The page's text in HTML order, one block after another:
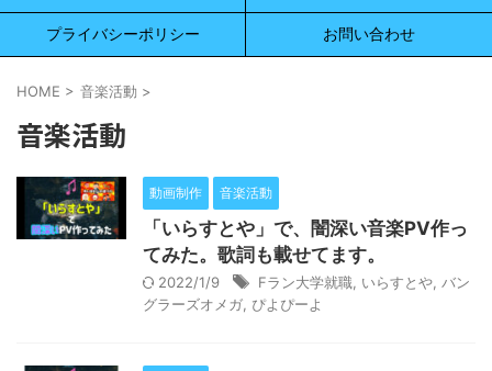
プライバシーポリシー お問い合わせ
HOME > 音楽活動 >
音楽活動
動画制作 音楽活動
「いらすとや」で、闇深い音楽PV作っ
てみた。歌詞も載せてます。
2022/1/9 Fラン大学就職 いらすとや バン
グラーズオメガ ぴよぴーよ